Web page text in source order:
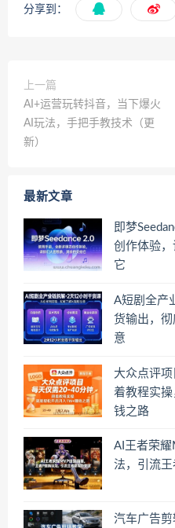
分享到：
上一篇
AI+运营玩转抖音，当下爆火
AI玩法，手把手教技术（更
新）
最新文章
即梦
创作体验
它
A短剧全产
货输出，
意
大众点评
着教程实
钱之路
AI王者荣耀
法，引流
汽车广告